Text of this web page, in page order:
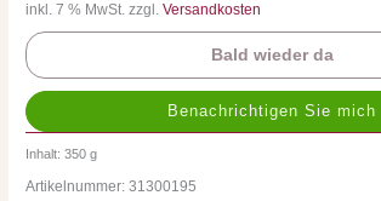
inkl. 7 % MwSt. zzgl.Versandkosten
Bald wieder da
Inhalt: 350g
Artikelnummer:31300195